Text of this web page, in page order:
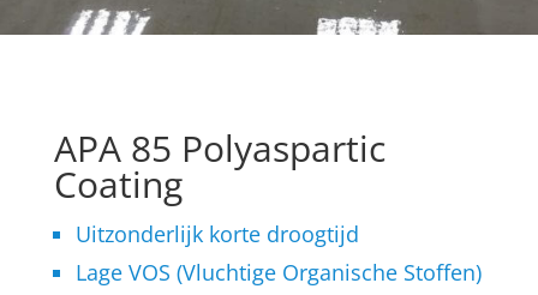
APA 85 Polyaspartic
Coating
Uitzonderlijk korte droogtijd
Lage VOS (Vluchtige Organische Stoffen)